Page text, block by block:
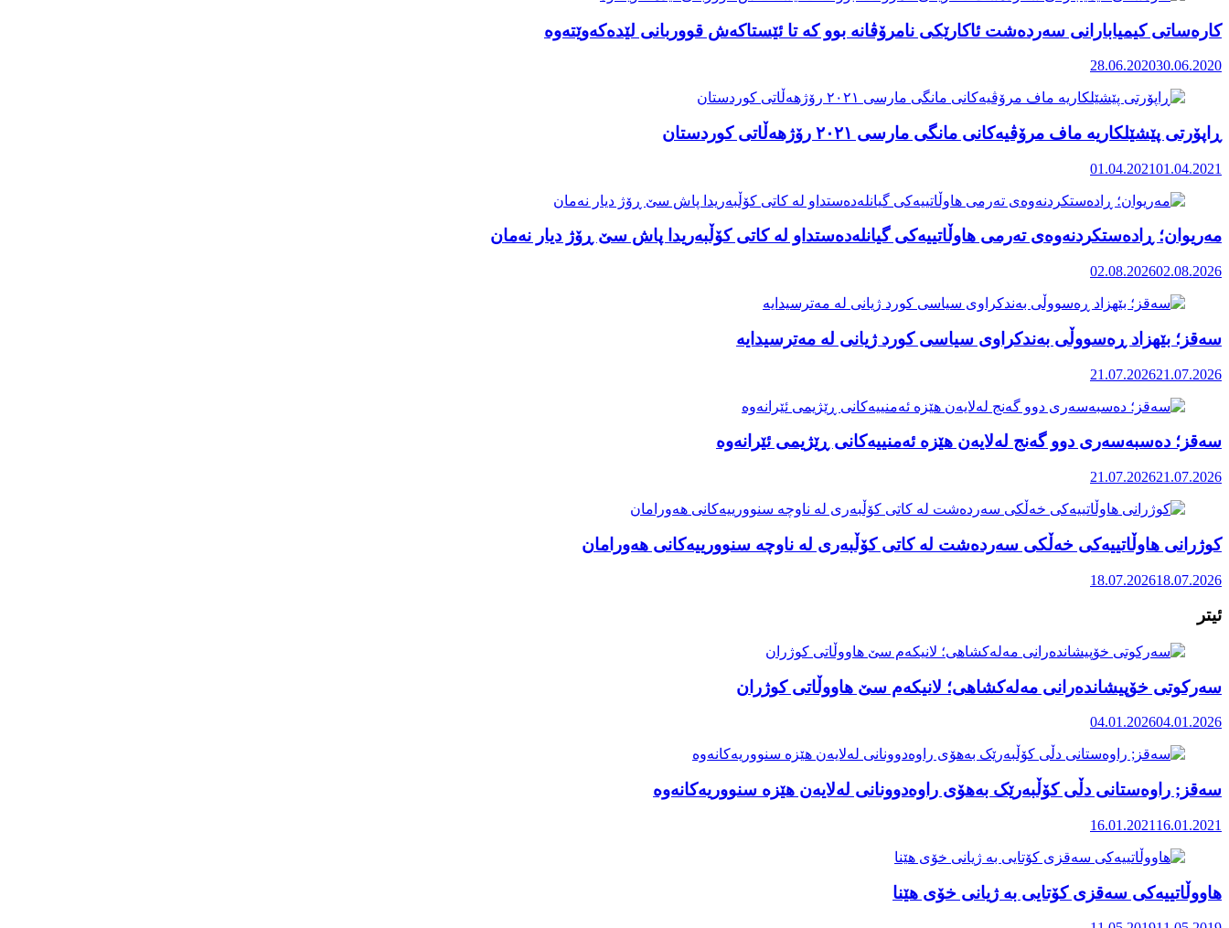
کارەساتی کیمیابارانی سەردەشت ئاکارێکی نامرۆڤانە بوو کە تا ئێستاکەش قووربانی لێدەکەوێتەوە
28.06.202030.06.2020
ڕاپۆرتی پێشێلکاریە ماف مرۆڤیەکانی مانگی مارسی ٢٠٢١ رۆژهەڵاتی کوردستان
01.04.202101.04.2021
مەریوان؛ ڕادەستکردنەوەی تەرمی هاوڵاتییەکی گیانلەدەستداو لە کاتی کۆڵبەریدا پاش سێ ڕۆژ دیار نەمان
02.08.202602.08.2026
سەقز؛ بێهزاد ڕەسووڵی بەندکراوی سیاسی کورد ژیانی لە مەترسیدایە
21.07.202621.07.2026
سەقز؛ دەسبەسەری دوو گەنج لەلایەن هێزە ئەمنییەکانی ڕێژیمی ئێرانەوە
21.07.202621.07.2026
کوژرانی هاوڵاتییەکی خەڵکی سەردەشت لە کاتی کۆڵبەری لە ناوچە سنوورییەکانی هەورامان
18.07.202618.07.2026
ئیتر
سەرکوتی خۆپیشاندەرانی مەلەکشاهی؛ لانیکەم سێ هاووڵاتی کوژران
04.01.202604.01.2026
سەقز; راوەستانی دڵی کۆڵبەرێک بەهۆی راوەدوونانی لەلایەن هێزە سنووریەکانەوە
16.01.2021 16.01.2021
هاووڵاتییەکی سەقزی کۆتایی بە ژیانی خۆی هێنا